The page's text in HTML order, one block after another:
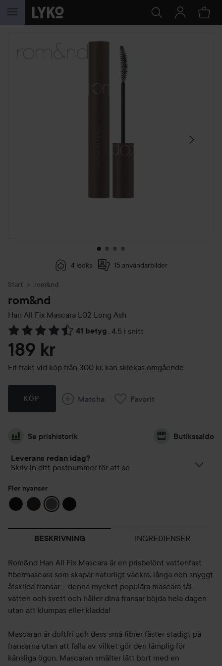
HOPPA TILL INNEHÅLLET
HOPPA ÖVER SEKTIONEN
4 looks 15 användarbilder
Start rom&nd
rom&nd
Han All Fix Mascara L02 Long Ash
41 betyg , 4.5 i snitt
Hoppa till Betyg & kommentarer
189 kr
Fri frakt vid köp från 300 kr, kan skickas omgående
KÖP Matcha Favorit
Se prishistorik Butikssaldo
Leverans redan idag?
Skriv in ditt postnummer för att se
Fler nyanser
BESKRIVNING INGREDIENSER
Rom&nd Han All Fix Mascara är en prisbelönt vattenfast
fibermascara som skapar naturligt vackra, långa och snyggt
åtskilda fransar – denna mycket populära mascara tål
vatten och svett och håller dina fransar böjda hela dagen
utan att klumpas eller kladda!
Mascaran är doftfri och dess små fibrer fäster stadigt på
fransarna utan att falla av, vilket gör den lämplig för
känsliga ögon. Mascaran smälter lätt bort med en